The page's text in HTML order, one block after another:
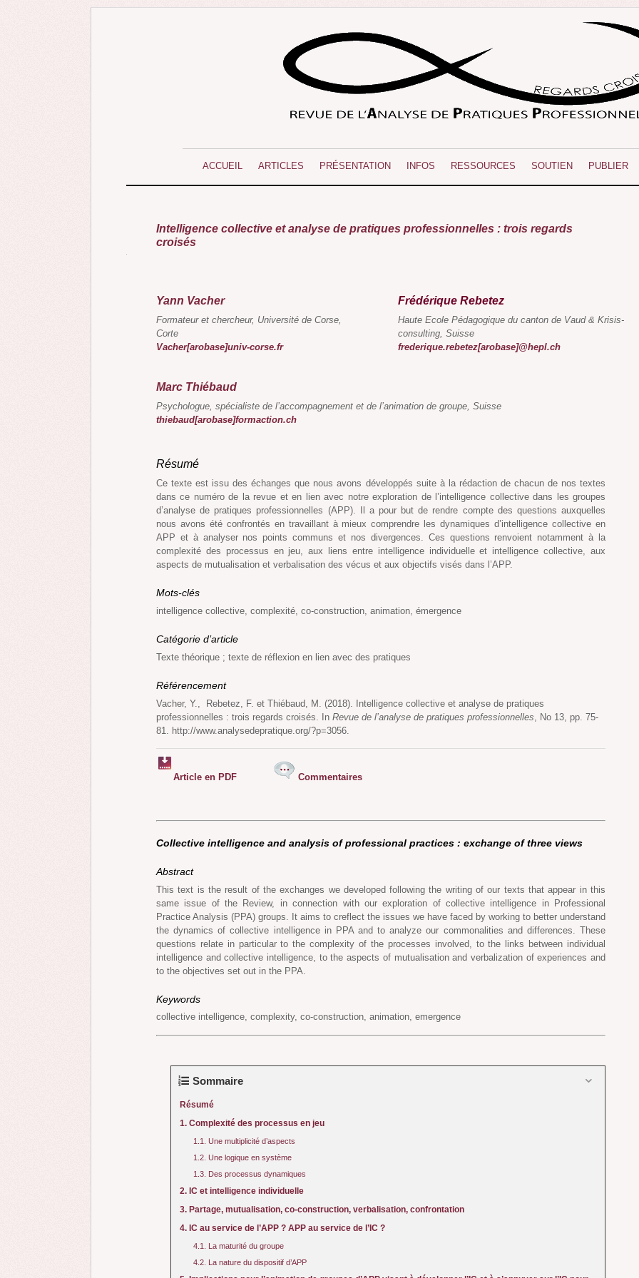
ACCUEIL ARTICLES PRÉSENTATION INFOS RESSOURCES SOUTIEN PUBLIER
Intelligence collective et analyse de pratiques professionnelles : trois regards
croisés
Yann Vacher
Formateur et chercheur, Université de Corse,
Corte
Vacher[arobase]univ-corse.fr
Frédérique Rebetez
Haute Ecole Pédagogique du canton de Vaud & Krisis-
consulting, Suisse
frederique.rebetez[arobase]@hepl.ch
Marc Thiébaud
Psychologue, spécialiste de l’accompagnement et de l’animation de groupe, Suisse
thiebaud[arobase]formaction.ch
Résumé
Ce texte est issu des échanges que nous avons développés suite à la rédaction de chacun de nos textes
dans ce numéro de la revue et en lien avec notre exploration de l’intelligence collective dans les groupes
d’analyse de pratiques professionnelles (APP). Il a pour but de rendre compte des questions auxquelles
nous avons été confrontés en travaillant à mieux comprendre les dynamiques d’intelligence collective en
APP et à analyser nos points communs et nos divergences. Ces questions renvoient notamment à la
complexité des processus en jeu, aux liens entre intelligence individuelle et intelligence collective, aux
aspects de mutualisation et verbalisation des vécus et aux objectifs visés dans l’APP.
Mots-clés
intelligence collective, complexité, co-construction, animation, émergence
Catégorie d’article
Texte théorique ; texte de réflexion en lien avec des pratiques
Référencement
Vacher, Y., Rebetez, F. et Thiébaud, M. (2018). Intelligence collective et analyse de pratiques
professionnelles : trois regards croisés. In Revue de l’analyse de pratiques professionnelles , No 13, pp. 75-
81. http://www.analysedepratique.org/?p=3056.
Article en PDF Commentaires
Collective intelligence and analysis of professional practices : exchange of three views
Abstract
This text is the result of the exchanges we developed following the writing of our texts that appear in this
same issue of the Review, in connection with our exploration of collective intelligence in Professional
Practice Analysis (PPA) groups. It aims to creflect the issues we have faced by working to better understand
the dynamics of collective intelligence in PPA and to analyze our commonalities and differences. These
questions relate in particular to the complexity of the processes involved, to the links between individual
intelligence and collective intelligence, to the aspects of mutualisation and verbalization of experiences and
to the objectives set out in the PPA.
Keywords
collective intelligence, complexity, co-construction, animation, emergence
Sommaire
Résumé
1. Complexité des processus en jeu
1.1. Une multiplicité d’aspects
1.2. Une logique en système
1.3. Des processus dynamiques
2. IC et intelligence individuelle
3. Partage, mutualisation, co-construction, verbalisation, confrontation
4. IC au service de l’APP ? APP au service de l’IC ?
4.1. La maturité du groupe
4.2. La nature du dispositif d’APP